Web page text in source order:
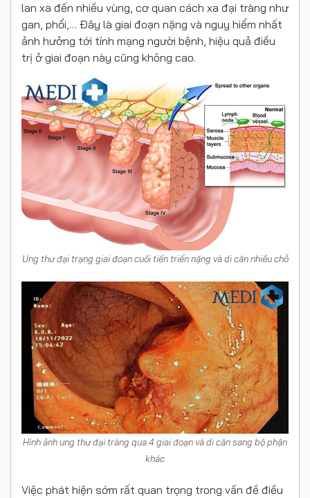
lan xa đến nhiều vùng, cơ quan cách xa đại tràng như
gan, phổi,… Đây là giai đoạn nặng và nguy hiểm nhất
ảnh hưởng tới tính mạng người bệnh, hiệu quả điều
trị ở giai đoạn này cũng không cao.
Ung thư đại trạng giai đoạn cuối tiến triển nặng và di căn nhiều chỗ
Hình ảnh ung thư đại tràng qua 4 giai đoạn và di căn sang bộ phận
khác
Việc phát hiện sớm rất quan trọng trong vấn đề điều